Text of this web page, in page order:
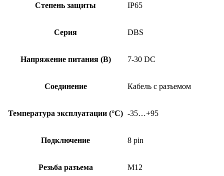
Степень защиты IP65
Серия DBS
Напряжение питания (В) 7-30 DC
Соединение Кабель с разъемом
Температура эксплуатации (°C) -35…+95
Подключение 8 pin
Резьба разъема M12